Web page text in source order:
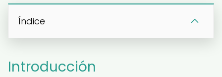
Índice
Introducción